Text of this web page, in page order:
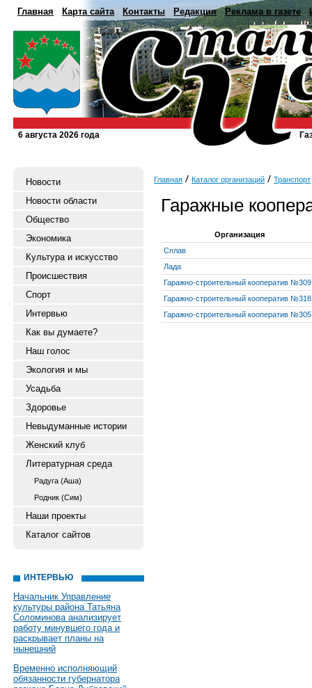
Главная Карта сайта Контакты Редакция Реклама в газете
6 августа 2026 года
Новости
Новости области
Общество
Экономика
Культура и искусство
Происшествия
Спорт
Интервью
Как вы думаете?
Наш голос
Экология и мы
Усадьба
Здоровье
Невыдуманные истории
Женский клуб
Литературная среда
Радуга (Аша)
Родник (Сим)
Наши проекты
Каталог сайтов
ИНТЕРВЬЮ
Начальник Управление
культуры района Татьяна
Соломинова анализирует
работу минувшего года и
раскрывает планы на
нынешний
Временно исполняющий
обязанности губернатора
Главная Каталог организаций Транспорт
Гаражные
Организация
Сплав
Лада
Гаражно-строительный кооператив №309
Гаражно-строительный кооператив №318
Гаражно-строительный кооператив №305